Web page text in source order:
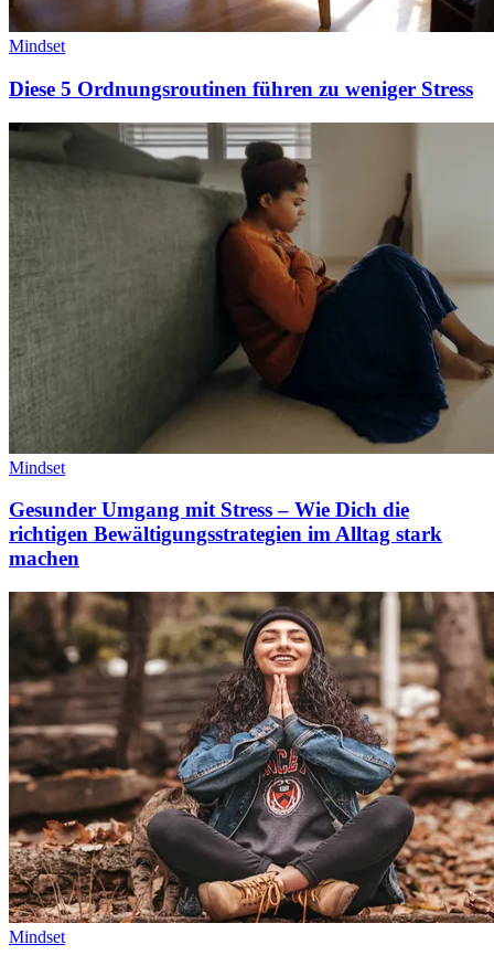
Mindset
Diese 5 Ordnungsroutinen führen zu weniger Stress
Mindset
Gesunder Umgang mit Stress – Wie Dich die
richtigen Bewältigungsstrategien im Alltag stark
machen
Mindset